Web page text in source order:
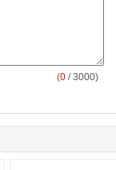
(0 / 3000)